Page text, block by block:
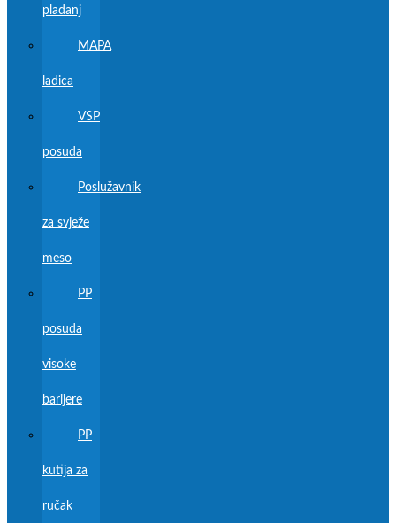
pladanj
MAPA
ladica
VSP
posuda
Poslužavnik
za svježe
meso
PP
posuda
visoke
barijere
PP
kutija za
ručak